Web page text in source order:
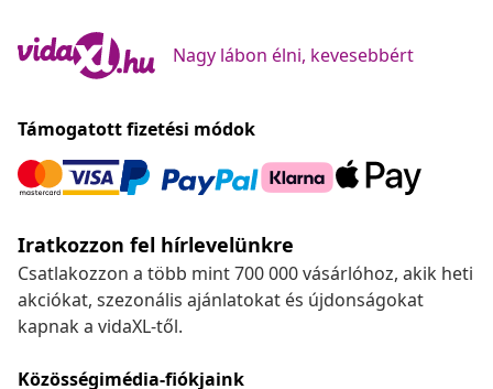
Nagy lábon élni, kevesebbért
Támogatott fizetési módok
Iratkozzon fel hírlevelünkre
Csatlakozzon a több mint 700 000 vásárlóhoz, akik heti
akciókat, szezonális ajánlatokat és újdonságokat
kapnak a vidaXL-től.
Közösségimédia-fiókjaink